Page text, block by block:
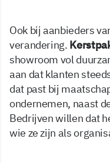
Ook bij aanbieders
verandering.
showroom vol
aan dat klanten
dat past bij
ondernemen, naast
Bedrijven willen dat
wie ze zijn als